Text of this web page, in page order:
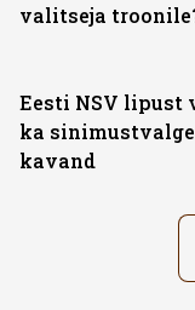
valitseja
Eesti NSV lipust
ka sinimustvalge
kavand